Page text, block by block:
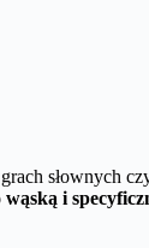
słownych
i